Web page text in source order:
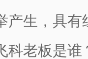
产生，具
科老板是